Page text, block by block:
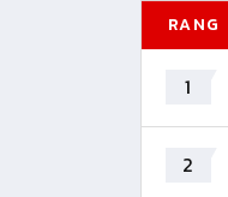
RANG
1
2